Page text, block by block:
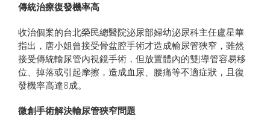
傳統治療復發機率高
收治個案的台北榮民總醫院泌尿部婦幼泌尿科主任盧星華
指出，唐小姐曾接受骨盆腔手術才造成輸尿管狹窄，雖然
接受傳統輸尿管內視鏡手術，但放置體內的雙J導管容易移
位、掉落或引起摩擦，造成血尿、腰痛等不適症狀，且復
發機率高達8成。
微創手術解決輸尿管狹窄問題